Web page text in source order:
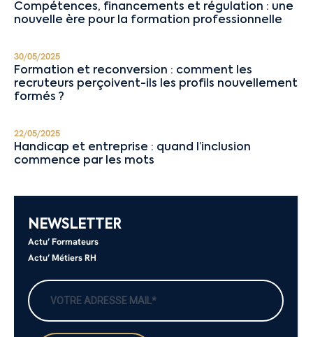
Compétences, financements et régulation : une
nouvelle ère pour la formation professionnelle
30/05/2025
Formation et reconversion : comment les
recruteurs perçoivent-ils les profils nouvellement
formés ?
22/05/2025
Handicap et entreprise : quand l’inclusion
commence par les mots
NEWSLETTER
Actu’ Formateurs
Actu’ Métiers RH